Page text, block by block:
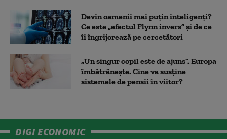
Devin oamenii mai puțin inteligenți?
Ce este „efectul Flynn invers” și de ce
îi îngrijorează pe cercetători
„Un singur copil este de ajuns”. Europa
îmbătrânește. Cine va susține
sistemele de pensii în viitor?
DIGI ECONOMIC